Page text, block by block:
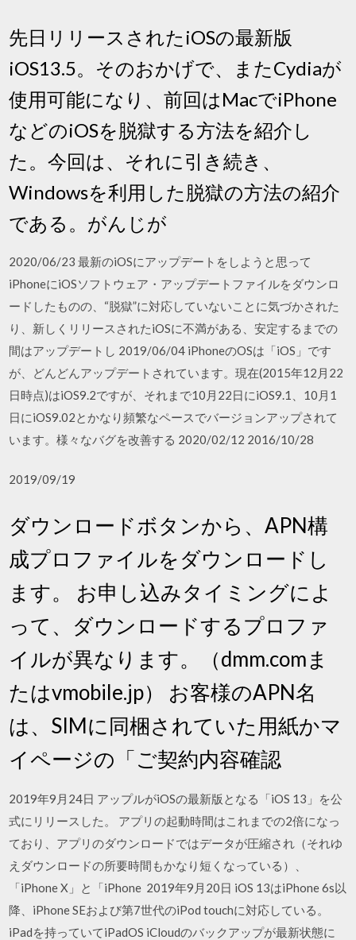
先日リリースされたiOSの最新版
iOS13.5。そのおかげで、またCydiaが
使用可能になり、前回はMacでiPhone
などのiOSを脱獄する方法を紹介し
た。今回は、それに引き続き、
Windowsを利用した脱獄の方法の紹介
である。がんじが
2020/06/23 最新のiOSにアップデートをしようと思って
iPhoneにiOSソフトウェア・アップデートファイルをダウンロ
ードしたものの、“脱獄”に対応していないことに気づかされた
り、新しくリリースされたiOSに不満がある、安定するまでの
間はアップデートし 2019/06/04 iPhoneのOSは「iOS」です
が、どんどんアップデートされています。現在(2015年12月22
日時点)はiOS9.2ですが、それまで10月22日にiOS9.1、10月1
日にiOS9.02とかなり頻繁なペースでバージョンアップされて
います。様々なバグを改善する 2020/02/12 2016/10/28
2019/09/19
ダウンロードボタンから、APN構
成プロファイルをダウンロードし
ます。 お申し込みタイミングによ
って、ダウンロードするプロファ
イルが異なります。（dmm.comま
たはvmobile.jp） お客様のAPN名
は、SIMに同梱されていた用紙かマ
イページの「ご契約内容確認
2019年9月24日 アップルがiOSの最新版となる「iOS 13」を公
式にリリースした。 アプリの起動時間はこれまでの2倍になっ
ており、アプリのダウンロードではデータが圧縮され（それゆ
えダウンロードの所要時間もかなり短くなっている）、
「iPhone X」と「iPhone 2019年9月20日 iOS 13はiPhone 6s以
降、iPhone SEおよび第7世代のiPod touchに対応している。
iPadを持っていてiPadOS iCloudのバックアップが最新状態に